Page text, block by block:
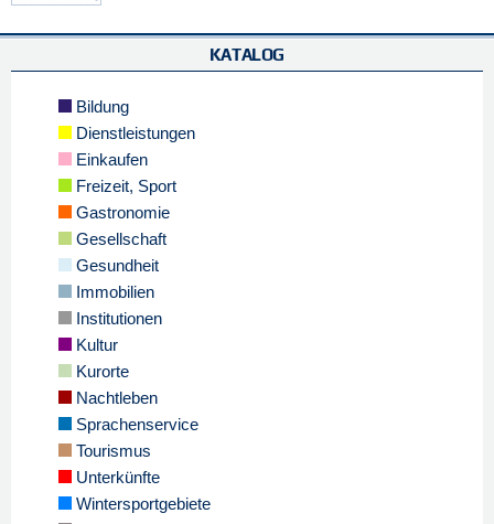
KATALOG
Bildung
Dienstleistungen
Einkaufen
Freizeit, Sport
Gastronomie
Gesellschaft
Gesundheit
Immobilien
Institutionen
Kultur
Kurorte
Nachtleben
Sprachenservice
Tourismus
Unterkünfte
Wintersportgebiete